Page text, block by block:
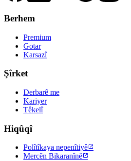
Berhem
Premium
Gotar
Karsazî
Şîrket
Derbarê me
Kariyer
Têkelî
Hiqûqî
Polîtîkaya nepenîtiyê
Mercên Bikaranînê